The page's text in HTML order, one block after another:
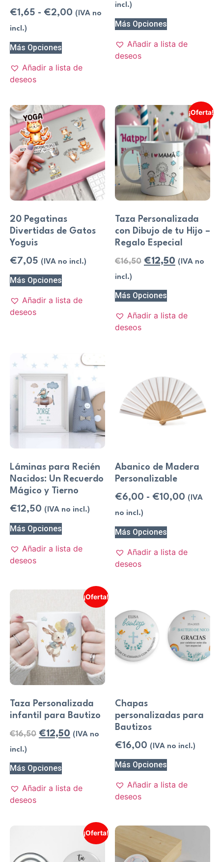
€1,65 - €2,00 (IVA no
incl.)
Más Opciones
Añadir a lista de
deseos
incl.)
Más Opciones
Añadir a lista de
deseos
20 Pegatinas
Divertidas de Gatos
Yoguis
€7,05 (IVA no incl.)
Más Opciones
Añadir a lista de
deseos
¡Oferta!
Taza Personalizada
con Dibujo de tu Hijo –
Regalo Especial
€16,50 €12,50 (IVA no
incl.)
Más Opciones
Añadir a lista de
deseos
Láminas para Recién
Nacidos: Un Recuerdo
Mágico y Tierno
€12,50 (IVA no incl.)
Más Opciones
Añadir a lista de
deseos
Abanico de Madera
Personalizable
€6,00 - €10,00 (IVA
no incl.)
Más Opciones
Añadir a lista de
deseos
¡Oferta!
Taza Personalizada
infantil para Bautizo
€16,50 €12,50 (IVA no
incl.)
Más Opciones
Añadir a lista de
deseos
Chapas
personalizadas para
Bautizos
€16,00 (IVA no incl.)
Más Opciones
Añadir a lista de
deseos
¡Oferta!